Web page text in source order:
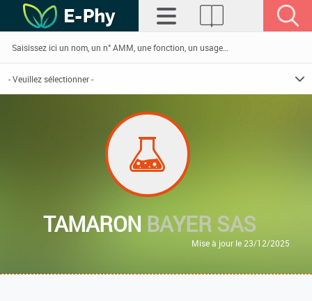
TAMARON BAYER SAS
Mise à jour le 23/12/2025